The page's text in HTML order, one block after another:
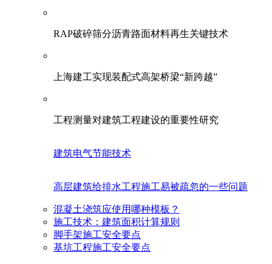
RAP破碎筛分沥青路面材料再生关键技术
上海建工实现装配式高架桥梁“新跨越”
工程测量对建筑工程建设的重要性研究
建筑电气节能技术
高层建筑给排水工程施工易被疏忽的一些问题
混凝土浇筑应使用哪种模板？
施工技术：建筑面积计算规则
脚手架施工安全要点
基坑工程施工安全要点